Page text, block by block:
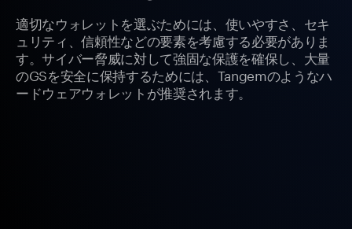
適切なウォレットを選ぶためには、使いやすさ、セキ
ュリティ、信頼性などの要素を考慮する必要がありま
す。サイバー脅威に対して強固な保護を確保し、大量
のGSを安全に保持するためには、Tangemのようなハ
ードウェアウォレットが推奨されます。